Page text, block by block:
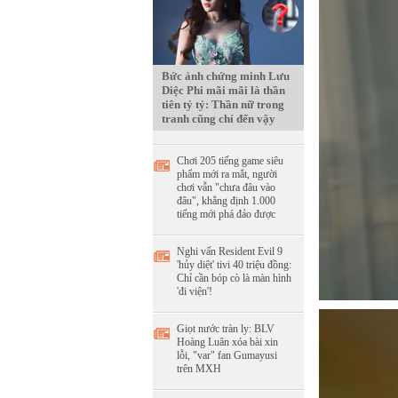
Bức ảnh chứng minh Lưu
Diệc Phi mãi mãi là thần
tiên tỷ tỷ: Thần nữ trong
tranh cũng chỉ đến vậy
Chơi 205 tiếng game siêu
phẩm mới ra mắt, người
chơi vẫn "chưa đâu vào
đâu", khẳng định 1.000
tiếng mới phá đảo được
Nghi vấn Resident Evil 9
'hủy diệt' tivi 40 triệu đồng:
Chỉ cần bóp cò là màn hình
'đi viện'!
Giọt nước tràn ly: BLV
Hoàng Luân xóa bài xin
lỗi, "var" fan Gumayusi
trên MXH